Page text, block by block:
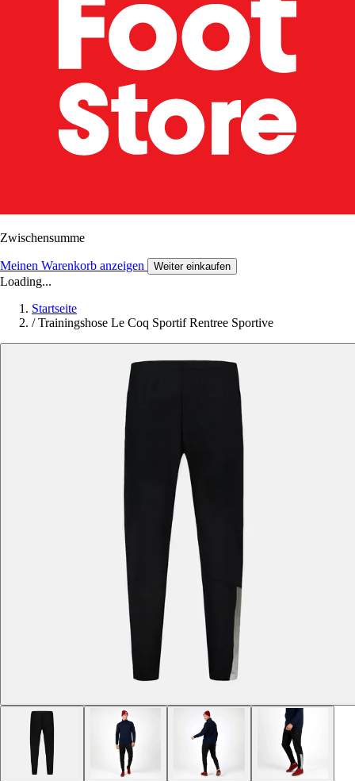
Zwischensumme
Meinen Warenkorb anzeigen Weiter einkaufen
Loading...
Startseite
/ Trainingshose Le Coq Sportif Rentree Sportive